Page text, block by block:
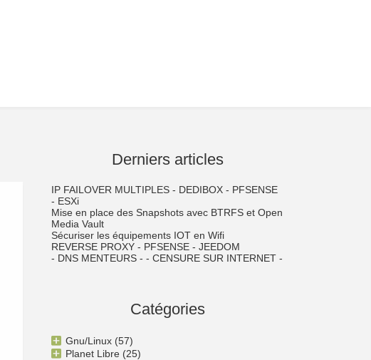
Derniers articles
IP FAILOVER MULTIPLES - DEDIBOX - PFSENSE
- ESXi
Mise en place des Snapshots avec BTRFS et Open
Media Vault
Sécuriser les équipements IOT en Wifi
REVERSE PROXY - PFSENSE - JEEDOM
- DNS MENTEURS - - CENSURE SUR INTERNET -
Catégories
Gnu/Linux (57)
Planet Libre (25)